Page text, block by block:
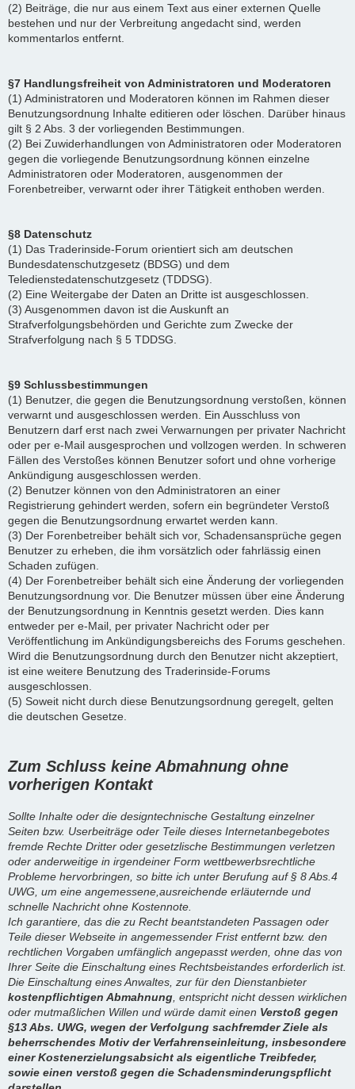
(2) Beiträge, die nur aus einem Text aus einer externen Quelle
bestehen und nur der Verbreitung angedacht sind, werden
kommentarlos entfernt.
§7 Handlungsfreiheit von Administratoren und Moderatoren
(1) Administratoren und Moderatoren können im Rahmen dieser
Benutzungsordnung Inhalte editieren oder löschen. Darüber hinaus
gilt § 2 Abs. 3 der vorliegenden Bestimmungen.
(2) Bei Zuwiderhandlungen von Administratoren oder Moderatoren
gegen die vorliegende Benutzungsordnung können einzelne
Administratoren oder Moderatoren, ausgenommen der
Forenbetreiber, verwarnt oder ihrer Tätigkeit enthoben werden.
§8 Datenschutz
(1) Das Traderinside-Forum orientiert sich am deutschen
Bundesdatenschutzgesetz (BDSG) und dem
Teledienstedatenschutzgesetz (TDDSG).
(2) Eine Weitergabe der Daten an Dritte ist ausgeschlossen.
(3) Ausgenommen davon ist die Auskunft an
Strafverfolgungsbehörden und Gerichte zum Zwecke der
Strafverfolgung nach § 5 TDDSG.
§9 Schlussbestimmungen
(1) Benutzer, die gegen die Benutzungsordnung verstoßen, können
verwarnt und ausgeschlossen werden. Ein Ausschluss von
Benutzern darf erst nach zwei Verwarnungen per privater Nachricht
oder per e-Mail ausgesprochen und vollzogen werden. In schweren
Fällen des Verstoßes können Benutzer sofort und ohne vorherige
Ankündigung ausgeschlossen werden.
(2) Benutzer können von den Administratoren an einer
Registrierung gehindert werden, sofern ein begründeter Verstoß
gegen die Benutzungsordnung erwartet werden kann.
(3) Der Forenbetreiber behält sich vor, Schadensansprüche gegen
Benutzer zu erheben, die ihm vorsätzlich oder fahrlässig einen
Schaden zufügen.
(4) Der Forenbetreiber behält sich eine Änderung der vorliegenden
Benutzungsordnung vor. Die Benutzer müssen über eine Änderung
der Benutzungsordnung in Kenntnis gesetzt werden. Dies kann
entweder per e-Mail, per privater Nachricht oder per
Veröffentlichung im Ankündigungsbereichs des Forums geschehen.
Wird die Benutzungsordnung durch den Benutzer nicht akzeptiert,
ist eine weitere Benutzung des Traderinside-Forums
ausgeschlossen.
(5) Soweit nicht durch diese Benutzungsordnung geregelt, gelten
die deutschen Gesetze.
Zum Schluss keine Abmahnung ohne
vorherigen Kontakt
Sollte Inhalte oder die designtechnische Gestaltung einzelner
Seiten bzw. Userbeiträge oder Teile dieses Internetanbegebotes
fremde Rechte Dritter oder gesetzlische Bestimmungen verletzen
oder anderweitige in irgendeiner Form wettbewerbsrechtliche
Probleme hervorbringen, so bitte ich unter Berufung auf § 8 Abs.4
UWG, um eine angemessene,ausreichende erläuternde und
schnelle Nachricht ohne Kostennote.
Ich garantiere, das die zu Recht beantstandeten Passagen oder
Teile dieser Webseite in angemessender Frist entfernt bzw. den
rechtlichen Vorgaben umfänglich angepasst werden, ohne das von
Ihrer Seite die Einschaltung eines Rechtsbeistandes erforderlich ist.
Die Einschaltung eines Anwaltes, zur für den Dienstanbieter
kostenpflichtigen Abmahnung , entspricht nicht dessen wirklichen
oder mutmaßlichen Willen und würde damit einen Verstoß gegen
§13 Abs. UWG, wegen der Verfolgung sachfremder Ziele als
beherrschendes Motiv der Verfahrenseinleitung, insbesondere
einer Kostenerzielungsabsicht als eigentliche Treibfeder,
sowie einen verstoß gegen die Schadensminderungspflicht